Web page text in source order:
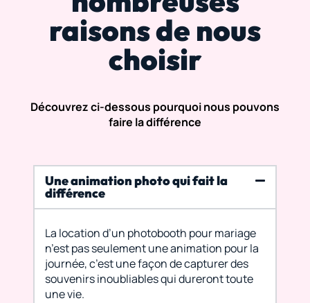
raisons de nous
choisir
Découvrez ci-dessous pourquoi nous pouvons
faire la différence
Une animation photo qui fait la
différence
La location d’un photobooth pour mariage
n’est pas seulement une animation pour la
journée, c’est une façon de capturer des
souvenirs inoubliables qui dureront toute
une vie.